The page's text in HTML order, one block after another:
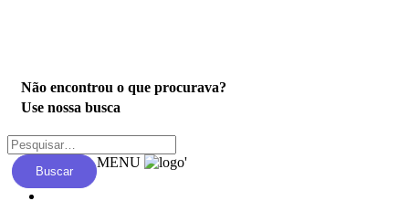
Não encontrou o que procurava?
Use nossa busca
Buscar
MENU '